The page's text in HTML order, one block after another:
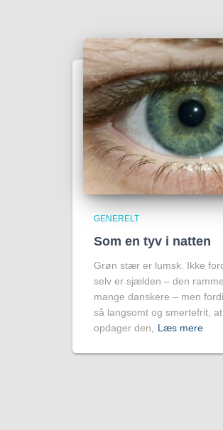
GENERELT
Som en tyv i natten
Grøn stær er lumsk. Ikke
selv er sjælden – den
mange danskere – men
så langsomt og smertefrit,
opdager den,
Læs mere